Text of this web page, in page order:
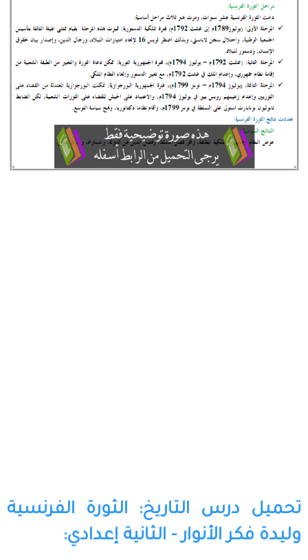
تحميل درس التاريخ: الثورة الفرنسية
وليدة فكر الأنوار - الثانية إعدادي: